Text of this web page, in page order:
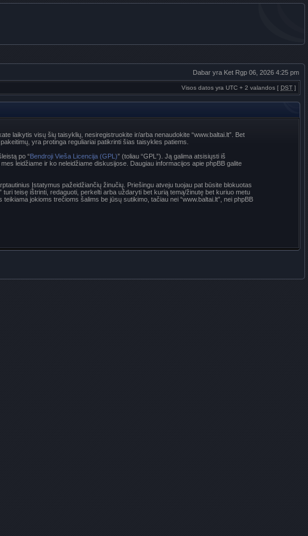
Dabar yra Ket Rgp 06, 2026 4:25 pm
Visos datos yra UTC + 2 valandos [ DST ]
laikytis visų šių taisyklių, nesiregistruokite ir/arba nenaudokite “www.baltai.lt”. Bet
yra protinga reguliariai patikrinti šias taisykles patiems.
po “Bendroji Vieša Licencija (GPL)” (toliau “GPL”). Ją galima atsisiųsti iš
leidžiame ir ko neleidžiame diskusijose. Daugiau informacijos apie phpBB galite
Įstatymus pažeidžiančių žinučių. Priešingu atveju tuojau pat būsite blokuotas
teisę ištrinti, redaguoti, perkelti arba uždaryti bet kurią temą/žinutę bet kuriuo metu
jokioms trečioms šalims be jūsų sutikimo, tačiau nei “www.baltai.lt”, nei phpBB